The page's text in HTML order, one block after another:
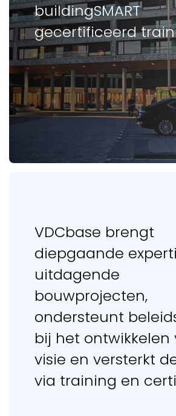
buildingSMART
gecertificeerd
VDCbase brengt
diepgaande
uitdagende
bouwprojecten,
ondersteunt
bij het ontwikkelen
visie en versterkt
via training en